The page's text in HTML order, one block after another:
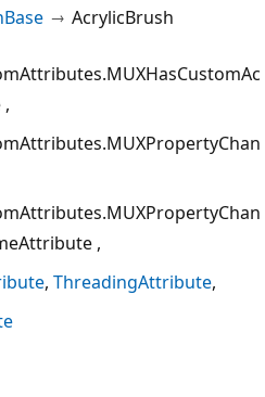
AcrylicBrush
ThreadingAttribute